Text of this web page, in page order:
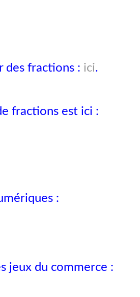
des fractions : ici.
fractions est ici :
:
jeux du commerce :